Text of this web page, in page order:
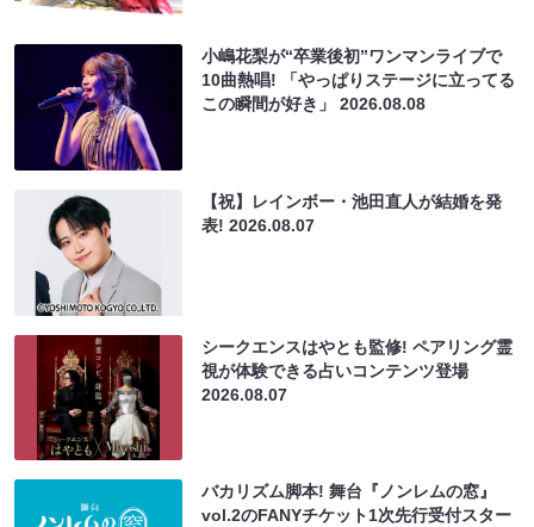
小嶋花梨が“卒業後初”ワンマンライブで
10曲熱唱! 「やっぱりステージに立ってる
この瞬間が好き」2026.08.08
【祝】レインボー・池田直人が結婚を発
表!2026.08.07
シークエンスはやとも監修! ペアリング霊
視が体験できる占いコンテンツ登場
2026.08.07
バカリズム脚本! 舞台『ノンレムの窓』
vol.2のFANYチケット1次先行受付スター